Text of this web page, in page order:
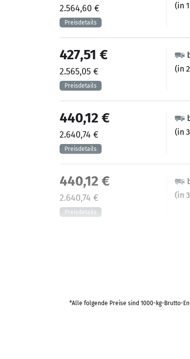
(in
2.564,60 €
(in
427,51 €
2.565,05 €
(in
440,12 €
2.640,74 €
(in
440,12 €
2.640,74 €
458,23 €
*Alle folgende Preise sind 1000-kg-Brutto-